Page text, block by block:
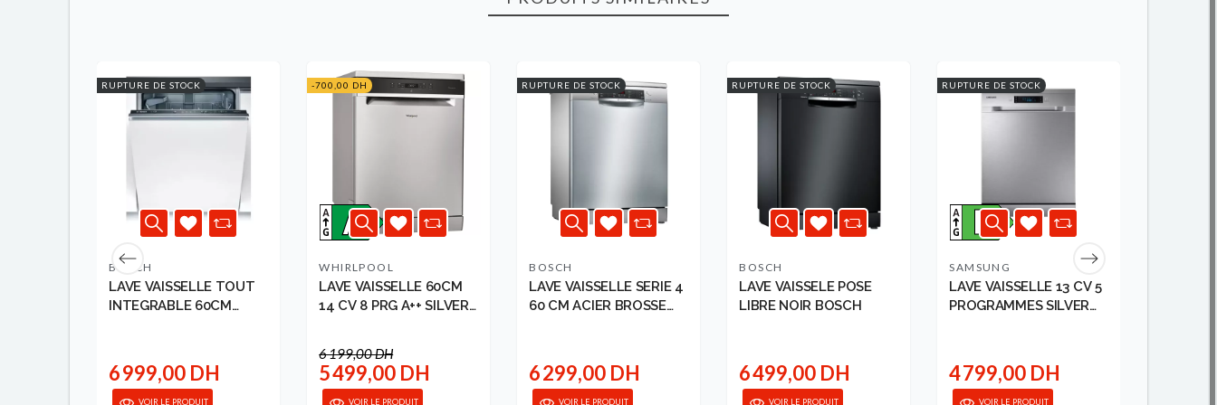
RUPTURE DE STOCK
BOSCH
LAVE VAISSELLE TOUT
INTEGRABLE 60CM
6 999,00 DH
VOIR LE PRODUIT
-700,00 DH
WHIRLPOOL
LAVE VAISSELLE 60CM
14 CV 8 PRG A++ SILVER
6 199,00 DH
5 499,00 DH
VOIR LE PRODUIT
RUPTURE DE STOCK
BOSCH
LAVE VAISSELLE SERIE 4
60 CM ACIER BROSSE
6 299,00 DH
VOIR LE PRODUIT
RUPTURE DE STOCK
BOSCH
LAVE VAISSELE POSE
LIBRE NOIR BOSCH
6 499,00 DH
VOIR LE PRODUIT
RUPTURE DE STOCK
SAMSUNG
LAVE VAISSELLE 13 CV 5
PROGRAMMES SILVER
4 799,00 DH
VOIR LE PRODUIT